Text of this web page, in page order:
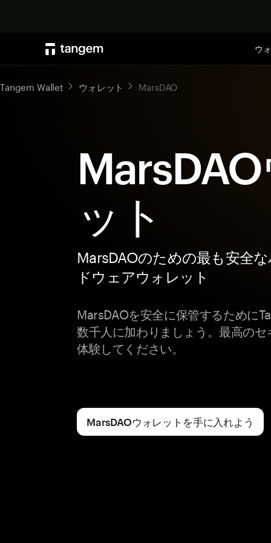
ウ
Tangem Wallet ウォレット MarsDAO
ット
MarsDAOのための最も安全
ドウェアウォレット
MarsDAOを安全に保管するために
数千人に加わりましょう。最高の
体験してください。
MarsDAOウォレットを手に入れよう